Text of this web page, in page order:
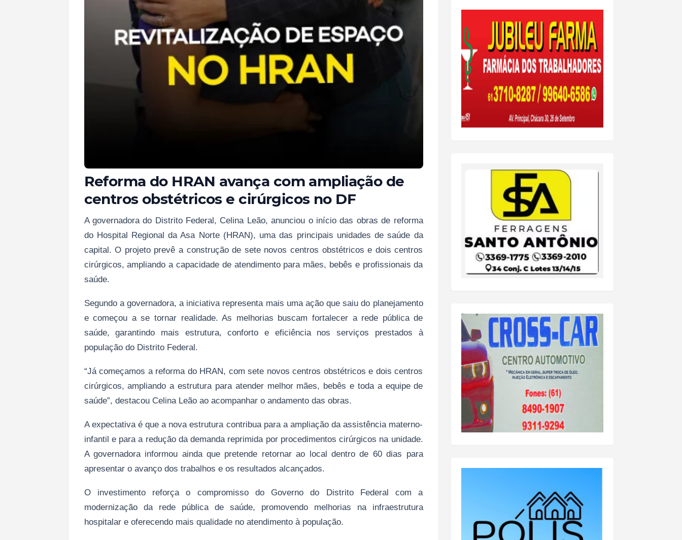
Reforma do HRAN avança com ampliação de
centros obstétricos e cirúrgicos no DF
A governadora do Distrito Federal, Celina Leão, anunciou o início das obras de reforma
do Hospital Regional da Asa Norte (HRAN), uma das principais unidades de saúde da
capital. O projeto prevê a construção de sete novos centros obstétricos e dois centros
cirúrgicos, ampliando a capacidade de atendimento para mães, bebês e profissionais da
saúde.
Segundo a governadora, a iniciativa representa mais uma ação que saiu do planejamento
e começou a se tornar realidade. As melhorias buscam fortalecer a rede pública de
saúde, garantindo mais estrutura, conforto e eficiência nos serviços prestados à
população do Distrito Federal.
“Já começamos a reforma do HRAN, com sete novos centros obstétricos e dois centros
cirúrgicos, ampliando a estrutura para atender melhor mães, bebês e toda a equipe de
saúde”, destacou Celina Leão ao acompanhar o andamento das obras.
A expectativa é que a nova estrutura contribua para a ampliação da assistência materno-
infantil e para a redução da demanda reprimida por procedimentos cirúrgicos na unidade.
A governadora informou ainda que pretende retornar ao local dentro de 60 dias para
apresentar o avanço dos trabalhos e os resultados alcançados.
O investimento reforça o compromisso do Governo do Distrito Federal com a
modernização da rede pública de saúde, promovendo melhorias na infraestrutura
hospitalar e oferecendo mais qualidade no atendimento à população.